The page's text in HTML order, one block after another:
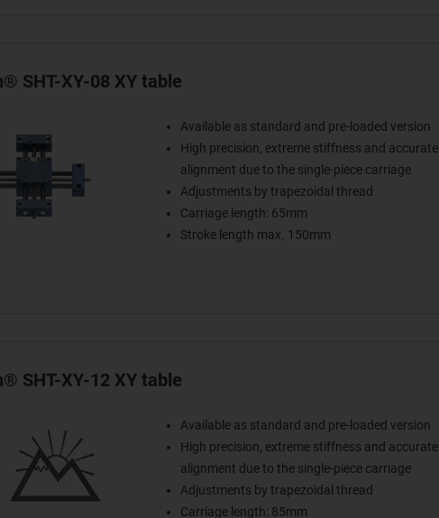
SHT-XY-08 XY table
Available as standard and pre-loaded version
High precision, extreme stiffness and accurate
alignment due to the single-piece carriage
Adjustments by trapezoidal thread
Carriage length: 65mm
Stroke length max. 150mm
SHT-XY-12 XY table
Available as standard and pre-loaded version
High precision, extreme stiffness and accurate
alignment due to the single-piece carriage
Adjustments by trapezoidal thread
Carriage length: 85mm